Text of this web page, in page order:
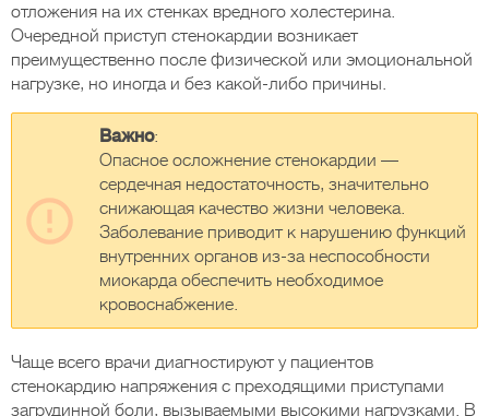
отложения на их стенках вредного холестерина.
Очередной приступ стенокардии возникает
преимущественно после физической или эмоциональной
нагрузке, но иногда и без какой-либо причины.
Важно:
Опасное осложнение стенокардии —
сердечная недостаточность, значительно
снижающая качество жизни человека.
Заболевание приводит к нарушению функций
внутренних органов из-за неспособности
миокарда обеспечить необходимое
кровоснабжение.
Чаще всего врачи диагностируют у пациентов
стенокардию напряжения с преходящими приступами
загрудинной боли, вызываемыми высокими нагрузками. В